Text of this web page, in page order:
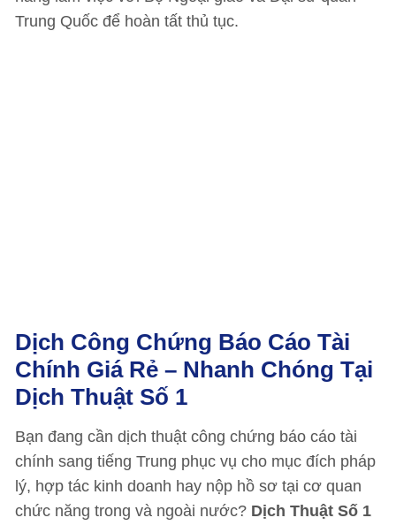
Trung Quốc để hoàn tất thủ tục.
Dịch Công Chứng Báo Cáo Tài
Chính Giá Rẻ – Nhanh Chóng Tại
Dịch Thuật Số 1
Bạn đang cần dịch thuật công chứng báo cáo tài
chính sang tiếng Trung phục vụ cho mục đích pháp
lý, hợp tác kinh doanh hay nộp hồ sơ tại cơ quan
chức năng trong và ngoài nước? Dịch Thuật Số 1